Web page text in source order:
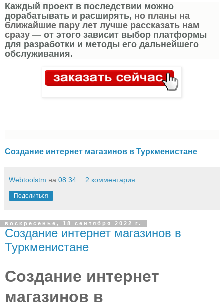
Каждый проект в последствии можно
дорабатывать и расширять, но планы на
ближайшие пару лет лучше рассказать нам
сразу — от этого зависит выбор платформы
для разработки и методы его дальнейшего
обслуживания.
Создание интернет магазинов в Туркменистане
Webtoolstm на 08:34 2 комментария:
Поделиться
воскресенье, 18 сентября 2022 г.
Создание интернет магазинов в
Туркменистане
Создание интернет
магазинов в